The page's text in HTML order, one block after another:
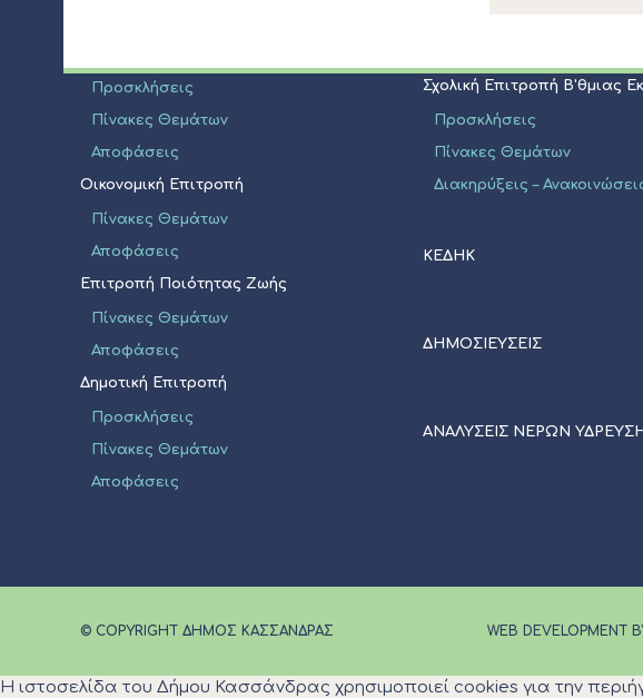
Προσκλήσεις
Πίνακες Θεμάτων
Αποφάσεις
Οικονομική Επιτροπή
Πίνακες Θεμάτων
Αποφάσεις
Επιτροπή Ποιότητας Ζωής
Πίνακες Θεμάτων
Αποφάσεις
Δημοτική Επιτροπή
Προσκλήσεις
Πίνακες Θεμάτων
Αποφάσεις
Σχολική Επιτροπή Β'θμιας
Προσκλήσεις
Πίνακες Θεμάτων
Διακηρύξεις –
ΚΕΔΗΚ
ΔΗΜΟΣΙΕΥΣΕΙΣ
ΑΝΑΛΥΣΕΙΣ ΝΕΡΩΝ
© COPYRIGHT ΔΗΜΟΣ ΚΑΣΣΑΝΔΡΑΣ WEB DEVELOPMENT
Η ιστοσελίδα του Δήμου Κασσάνδρας χρησιμοποιεί cookies για την